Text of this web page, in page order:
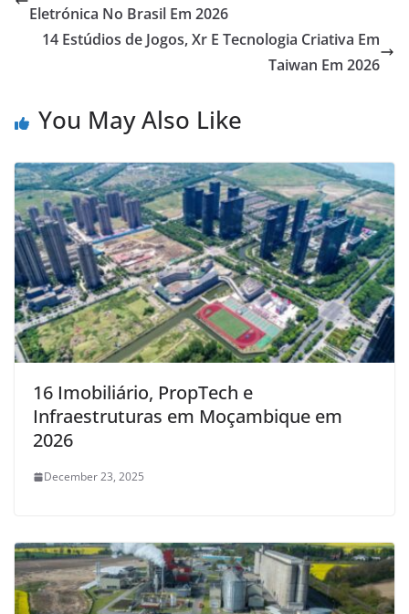
Eletrónica No Brasil Em 2026
14 Estúdios de Jogos, Xr E Tecnologia Criativa Em
Taiwan Em 2026
You May Also Like
16 Imobiliário, PropTech e
Infraestruturas em Moçambique em
2026
December 23, 2025